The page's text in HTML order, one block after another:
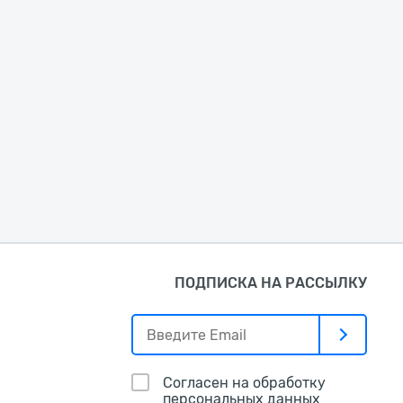
ПОДПИСКА НА РАССЫЛКУ
Согласен на обработку
персональных данных